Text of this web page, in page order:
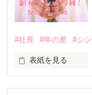
#社長 #年の差 #シ
表紙を見る